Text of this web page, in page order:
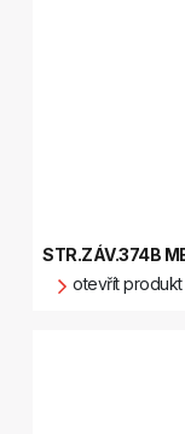
STR.ZÁV.374B
otevřít produkt